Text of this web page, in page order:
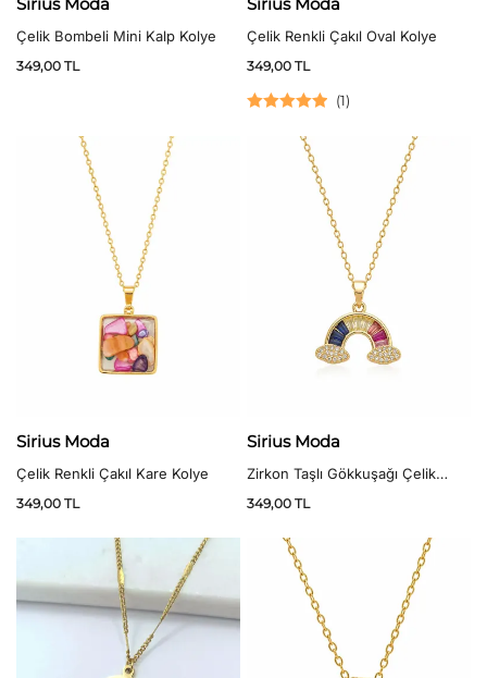
Sirius Moda
Çelik Bombeli Mini Kalp Kolye
349,00 TL
Sirius Moda
Çelik Renkli Çakıl Oval Kolye
349,00 TL
oy aldı
(1)
Sirius Moda
Çelik Renkli Çakıl Kare Kolye
349,00 TL
Sirius Moda
Zirkon Taşlı Gökkuşağı Çelik
349,00 TL